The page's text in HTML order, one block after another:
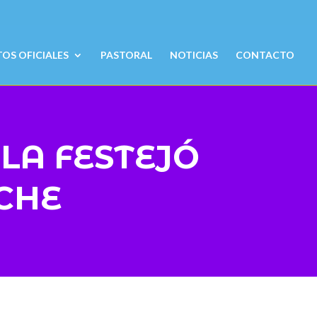
OFICIALES PASTORAL NOTICIAS CONTACTO
FESTEJÓ